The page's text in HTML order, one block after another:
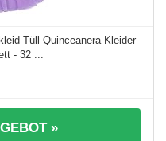
Tüll Quinceanera Kleider
- 32 ...
»